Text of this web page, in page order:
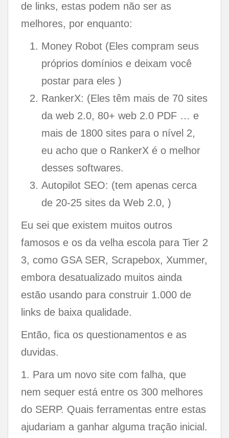
de links, estas podem não ser as
melhores, por enquanto:
Money Robot (Eles compram seus
próprios domínios e deixam você
postar para eles )
RankerX: (Eles têm mais de 70 sites
da web 2.0, 80+ web 2.0 PDF … e
mais de 1800 sites para o nível 2,
eu acho que o RankerX é o melhor
desses softwares.
Autopilot SEO: (tem apenas cerca
de 20-25 sites da Web 2.0, )
Eu sei que existem muitos outros
famosos e os da velha escola para Tier 2
3, como GSA SER, Scrapebox, Xummer,
embora desatualizado muitos ainda
estão usando para construir 1.000 de
links de baixa qualidade.
Então, fica os questionamentos e as
duvidas.
1. Para um novo site com falha, que
nem sequer está entre os 300 melhores
do SERP. Quais ferramentas entre estas
ajudariam a ganhar alguma tração inicial.